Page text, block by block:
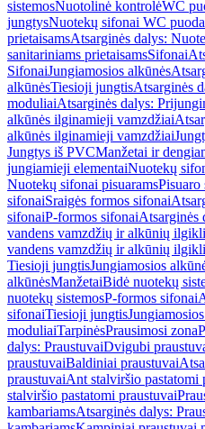
sistemosNuotolinė kontrolėWC
jungtysNuotekų sifonai WC
prietaisamsAtsarginės dalys:
sanitariniams prietaisamsSifonai
SifonaiJungiamosios alkūnės
alkūnėsTiesioji jungtisAtsarginės
moduliaiAtsarginės dalys:
alkūnės ilginamieji vamzdžiai
alkūnės ilginamieji vamzdžiai
Jungtys iš PVCManžetai ir
jungiamieji elementaiNuotekų
Nuotekų sifonai pisuaramsPisuaro
sifonaiSraigės formos sifonai
sifonaiP-formos sifonaiAtsarginės
vandens vamzdžių ir alkūnių
vandens vamzdžių ir alkūnių
Tiesioji jungtisJungiamosios
alkūnėsManžetaiBidė nuotekų
nuotekų sistemosP-formos sifonai
sifonaiTiesioji jungtis
moduliaiTarpinėsPrausimosi zona
dalys: PraustuvaiDvigubi
praustuvaiBaldiniai praustuvai
praustuvaiAnt stalviršio pastatomi
stalviršio pastatomi praustuvai
kambariamsAtsarginės dalys: